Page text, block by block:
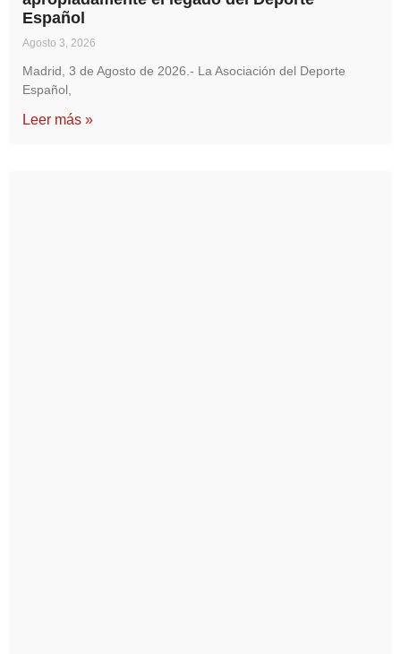
Español
Agosto 3, 2026
Madrid, 3 de Agosto de 2026.- La Asociación del Deporte
Español,
Leer más »